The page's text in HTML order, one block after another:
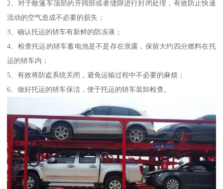
2、对于敞篷车顶部的开阔部或者缝隙进行封闭处理，有效防止快速
流动的空气造成不必要的损失；
3、确认托运的轿车有新鲜的防冻液；
4、检查托运的轿车蓄电池是不是存在泄露，保留大约四分燃料在托
运的轿车内；
5、有效将防盗系统关闭，避免运输过程中不必要的麻烦；
6、做好托运的轿车保洁，便于托运的轿车装卸检查。